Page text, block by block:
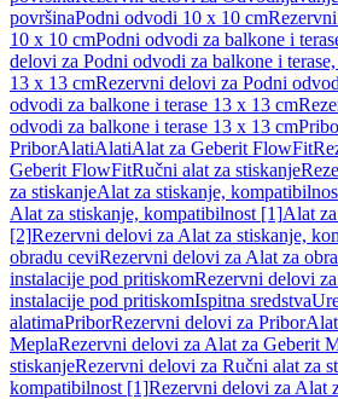
površinaPodni odvodi 10 x 10 cm
10 x 10 cmPodni odvodi za balkone i
delovi za Podni odvodi za balkone i
13 x 13 cmRezervni delovi za Podni
odvodi za balkone i terase 13 x 13 cm
odvodi za balkone i terase 13 x 13 cm
PriborAlatiAlatiAlat za Geberit FlowFit
Geberit FlowFitRučni alat za stiskanje
za stiskanjeAlat za stiskanje,
Alat za stiskanje, kompatibilnost [1]Alat
[2]Rezervni delovi za Alat za stiskanje,
obradu ceviRezervni delovi za Alat za
instalacije pod pritiskomRezervni delovi
instalacije pod pritiskomIspitna sredstva
alatimaPriborRezervni delovi za Pribor
MeplaRezervni delovi za Alat za Geberit
stiskanjeRezervni delovi za Ručni alat za
kompatibilnost [1]Rezervni delovi za Alat